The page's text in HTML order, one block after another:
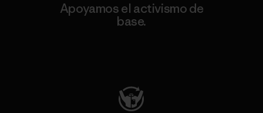
Apoyamos el activismo de
base.